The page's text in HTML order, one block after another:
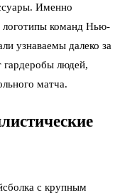
Именно
логотипы команд Нью-
узнаваемы далеко за
гардеробы людей,
матча.
с крупным